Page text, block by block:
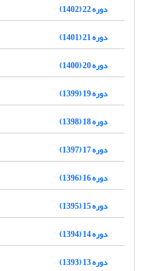
دوره 22 (1402)
دوره 21 (1401)
دوره 20 (1400)
دوره 19 (1399)
دوره 18 (1398)
دوره 17 (1397)
دوره 16 (1396)
دوره 15 (1395)
دوره 14 (1394)
دوره 13 (1393)